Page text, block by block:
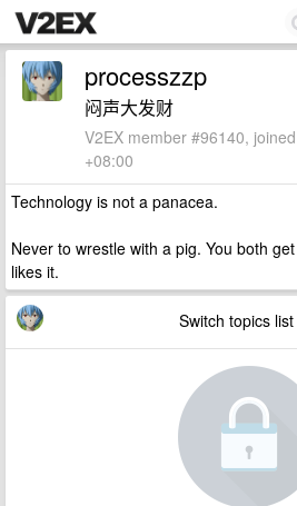
processzzp
闷声大发财
V2EX member #96140,
+08:00
Technology is not a panacea.
Never to wrestle with a pig. You both
likes it.
Switch topics list